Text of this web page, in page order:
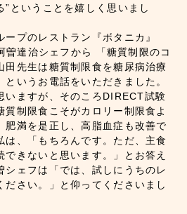
ということを嬉しく思いまし
プのレストラン『ボタニカ』
曽達治シェフから 「糖質制限のコ
田先生は糖質制限食を糖尿病治療
いうお電話をいただきました。
いますが、そのころDIRECT試験
質制限食こそがカロリー制限食よ
肥満を是正し、高脂血症も改善で
は、「もちろんです。ただ、主食
きないと思います。」とお答え
シェフは「では、試しにうちのレ
ださい。」と仰ってくださいまし